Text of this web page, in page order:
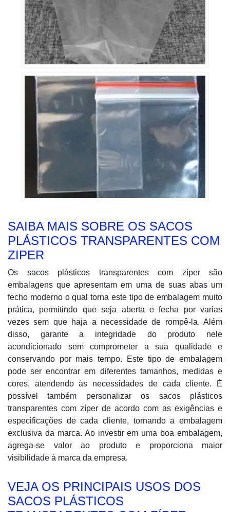
SAIBA MAIS SOBRE OS SACOS
PLÁSTICOS TRANSPARENTES COM
ZIPER
Os sacos plásticos transparentes com zíper são
embalagens que apresentam em uma de suas abas um
fecho moderno o qual torna este tipo de embalagem muito
prática, permitindo que seja aberta e fecha por varias
vezes sem que haja a necessidade de rompê-la. Além
disso, garante a integridade do produto nele
acondicionado sem comprometer a sua qualidade e
conservando por mais tempo. Este tipo de embalagem
pode ser encontrar em diferentes tamanhos, medidas e
cores, atendendo às necessidades de cada cliente. É
possível também personalizar os sacos plásticos
transparentes com zíper de acordo com as exigências e
especificações de cada cliente, tornando a embalagem
exclusiva da marca. Ao investir em uma boa embalagem,
agrega-se valor ao produto e proporciona maior
visibilidade à marca da empresa.
VEJA OS PRINCIPAIS USOS DOS
SACOS PLÁSTICOS